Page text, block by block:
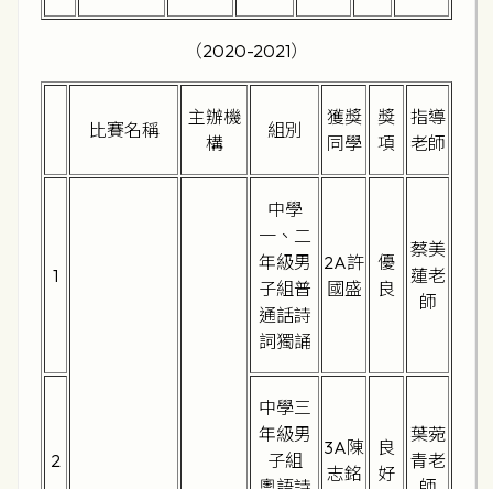
（2020-2021）
比賽名稱
主辦機
構
組別
獲獎
同學
獎
項
指導
老師
1
中學
一、二
年級男
子組普
通話詩
詞獨誦
2A許
國盛
優
良
蔡美
蓮老
師
2
中學三
年級男
子組
3A陳
志銘
良
好
葉菀
青老